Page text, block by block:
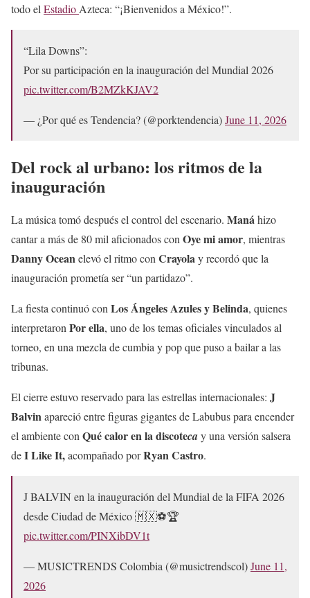
todo el Estadio Azteca: “¡Bienvenidos a México!”.
“Lila Downs”:
Por su participación en la inauguración del Mundial 2026
pic.twitter.com/B2MZkKJAV2
— ¿Por qué es Tendencia? (@porktendencia)June 11, 2026
Del rock al urbano: los ritmos de la
inauguración
La música tomó después el control del escenario. Maná hizo
cantar a más de 80 mil aficionados con Oye mi amor, mientras
Danny Ocean elevó el ritmo con Crayola y recordó que la
inauguración prometía ser “un partidazo”.
La fiesta continuó con Los Ángeles Azules y Belinda, quienes
interpretaron Por ella, uno de los temas oficiales vinculados al
torneo, en una mezcla de cumbia y pop que puso a bailar a las
tribunas.
El cierre estuvo reservado para las estrellas internacionales: J
Balvin apareció entre figuras gigantes de Labubus para encender
el ambiente con Qué calor en la discotecay una versión salsera
deI Like It,acompañado porRyan Castro.
J BALVIN en la inauguración del Mundial de la FIFA 2026
desde Ciudad de México 🇲🇽⚽️🏆
pic.twitter.com/PINXibDV1t
— MUSICTRENDS Colombia (@musictrendscol)June 11,
2026